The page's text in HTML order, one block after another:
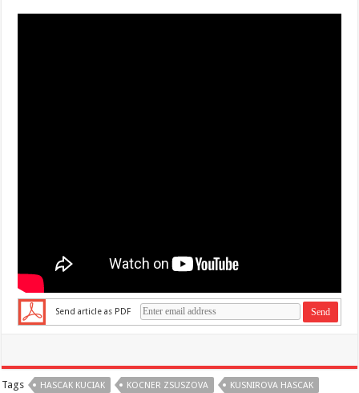
Send article as PDF
Tags HASCAK KUCIAK KOCNER ZSUSZOVA KUSNIROVA HASCAK